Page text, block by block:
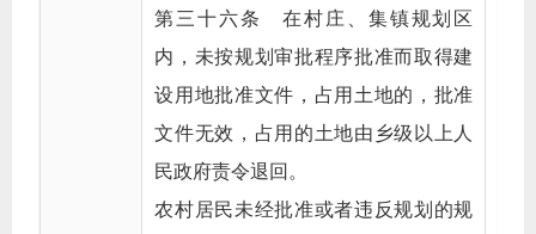
第三十六条 在村庄、集镇规划区
内，未按规划审批程序批准而取得建
设用地批准文件，占用土地的，批准
文件无效，占用的土地由乡级以上人
民政府责令退回。
农村居民未经批准或者违反规划的规